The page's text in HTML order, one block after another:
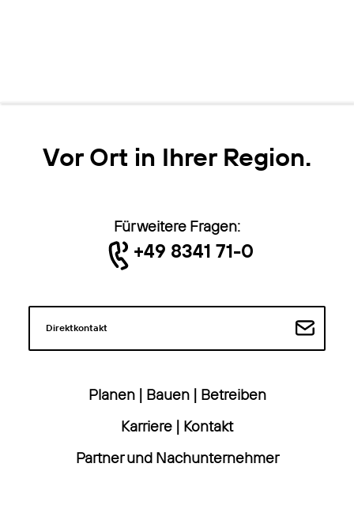
Vor Ort in Ihrer Region.
Für weitere Fragen:
+49 8341 71-0
Direktkontakt
Planen| Bauen| Betreiben
Karriere | Kontakt
Partner und Nachunternehmer